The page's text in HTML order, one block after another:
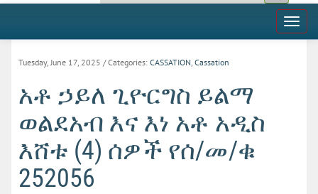
Toggle
Tuesday, June 17, 2025 / Categories: CASSATION, Cassation
አቶ ኃይለ ጊዮርግስ ይልማ
ወልደአብ እና እነ አቶ አዲስ
እሸቱ (4) ሰዎች የሰ/መ/ቁ
252056